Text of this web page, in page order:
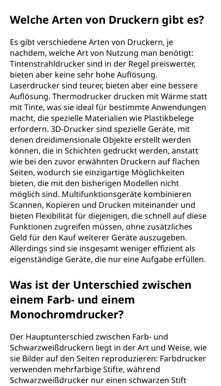
Welche Arten von Druckern gibt es?
Es gibt verschiedene Arten von Druckern, je
nachdem, welche Art von Nutzung man benötigt:
Tintenstrahldrucker sind in der Regel preiswerter,
bieten aber keine sehr hohe Auflösung.
Laserdrucker sind teurer, bieten aber eine bessere
Auflösung. Thermodrucker drucken mit Wärme statt
mit Tinte, was sie ideal für bestimmte Anwendungen
macht, die spezielle Materialien wie Plastikbelege
erfordern. 3D-Drucker sind spezielle Geräte, mit
denen dreidimensionale Objekte erstellt werden
können, die in Schichten gedruckt werden, anstatt
wie bei den zuvor erwähnten Druckern auf flachen
Seiten, wodurch sie einzigartige Möglichkeiten
bieten, die mit den bisherigen Modellen nicht
möglich sind. Multifunktionsgeräte kombinieren
Scannen, Kopieren und Drucken miteinander und
bieten Flexibilität für diejenigen, die schnell auf diese
Funktionen zugreifen müssen, ohne zusätzliches
Geld für den Kauf weiterer Geräte auszugeben.
Allerdings sind sie insgesamt weniger effizient als
eigenständige Geräte, die nur eine Aufgabe erfüllen.
Was ist der Unterschied zwischen
einem Farb- und einem
Monochromdrucker?
Der Hauptunterschied zwischen Farb- und
Schwarzweißdruckern liegt in der Art und Weise, wie
sie Bilder auf den Seiten reproduzieren: Farbdrucker
verwenden mehrfarbige Stifte, während
Schwarzweißdrucker nur einen schwarzen Stift